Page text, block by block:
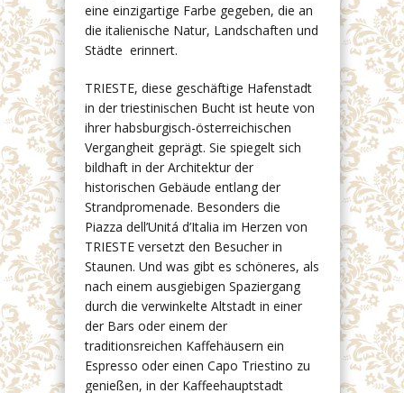
eine einzigartige Farbe gegeben, die an
die italienische Natur, Landschaften und
Städte erinnert.
TRIESTE, diese geschäftige Hafenstadt
in der triestinischen Bucht ist heute von
ihrer habsburgisch-österreichischen
Vergangheit geprägt. Sie spiegelt sich
bildhaft in der Architektur der
historischen Gebäude entlang der
Strandpromenade. Besonders die
Piazza dell’Unitá d’Italia im Herzen von
TRIESTE versetzt den Besucher in
Staunen. Und was gibt es schöneres, als
nach einem ausgiebigen Spaziergang
durch die verwinkelte Altstadt in einer
der Bars oder einem der
traditionsreichen Kaffehäusern ein
Espresso oder einen Capo Triestino zu
genießen, in der Kaffeehauptstadt